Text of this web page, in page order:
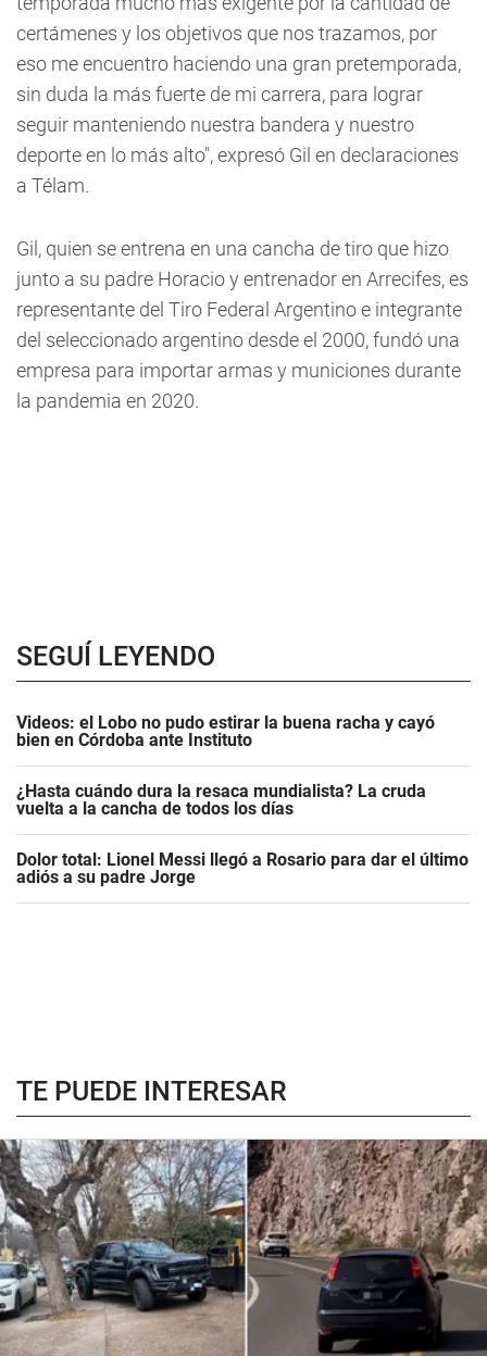
certámenes y los objetivos que nos trazamos, por
eso me encuentro haciendo una gran pretemporada,
sin duda la más fuerte de mi carrera, para lograr
seguir manteniendo nuestra bandera y nuestro
deporte en lo más alto", expresó Gil en declaraciones
a Télam.
Gil, quien se entrena en una cancha de tiro que hizo
junto a su padre Horacio y entrenador en Arrecifes, es
representante del Tiro Federal Argentino e integrante
del seleccionado argentino desde el 2000, fundó una
empresa para importar armas y municiones durante
la pandemia en 2020.
SEGUÍ LEYENDO
Videos: el Lobo no pudo estirar la buena racha y cayó
bien en Córdoba ante Instituto
¿Hasta cuándo dura la resaca mundialista? La cruda
vuelta a la cancha de todos los días
Dolor total: Lionel Messi llegó a Rosario para dar el último
adiós a su padre Jorge
TE PUEDE INTERESAR